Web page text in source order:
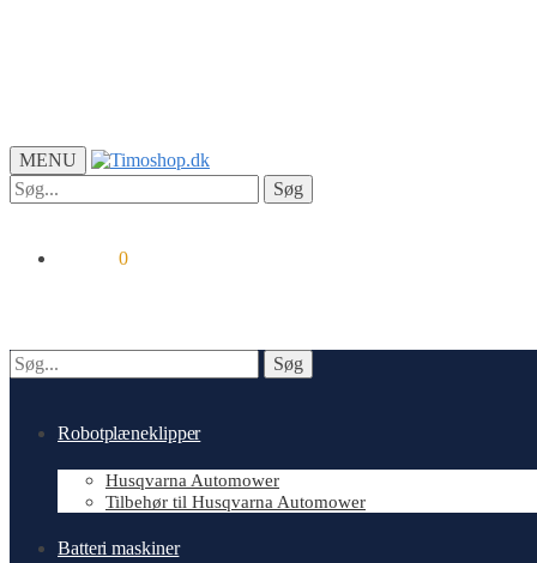
MENU
Søg
efter:
Søg
0
Søg
efter:
Søg
Robotplæneklipper
Husqvarna Automower
Tilbehør til Husqvarna Automower
Batteri maskiner